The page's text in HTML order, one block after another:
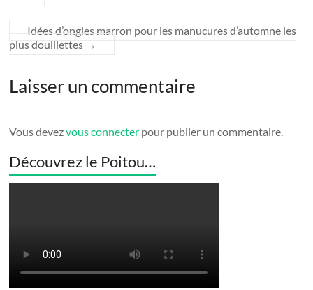
Idées d’ongles marron pour les manucures d’automne les
plus douillettes →
Laisser un commentaire
Vous devezvous connecter pour publier un commentaire.
Découvrez le Poitou…